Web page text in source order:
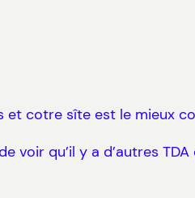
et cotre sîte est le mieux
voir qu’il y a d’autres